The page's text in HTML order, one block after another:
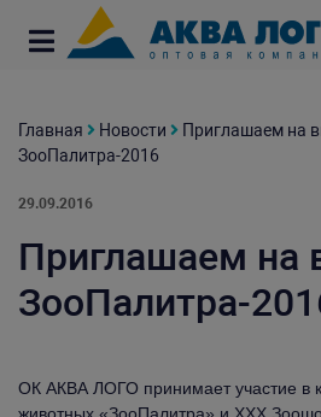
Главная Новости
Приглашаем на
ЗооПалитра-2016
29.09.2016
Приглашаем на
ЗооПалитра-
ОК АКВА ЛОГО принимает участие в